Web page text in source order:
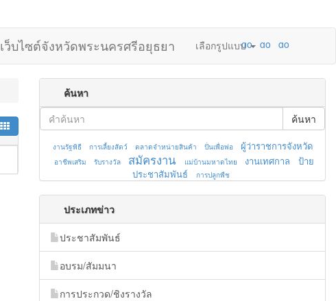
เว็บไซต์จังหวัดพระนครศรีอยุธยา เลือกรูปแบบ
ค้นหา
ค้นหา
งานรัฐพิธี การเลี้ยงสัตว์ ตลาดจำหน่ายสินค้า ปั่นเพื่อพ่อ ผู้ว่าราชการจังหวัด
อาชีพเสริม รับรางวัล สมัครงาน แม่บ้านมหาดไทย งานเทศกาล
ป้าย
ประชาสัมพันธ์
การปลูกพืช
ประเภทข่าว
ประชาสัมพันธ์
อบรม/สัมมนา
การประกวด/ชิงรางวัล